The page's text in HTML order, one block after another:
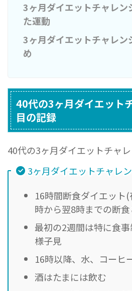
3ヶ月ダイエットチャレン
た運動
3ヶ月ダイエットチャレン
め
40代の3ヶ月ダイエッ
目の記録
40代の3ヶ月ダイエットチャ
3ヶ月ダイエットチャレ
16時間断食ダイエット
時から翌8時までの断
最初の2週間は特に食
様子見
16時以降、水、コーヒ
酒はたまには飲む